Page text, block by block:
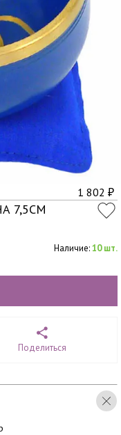
1 802 ₽
7,5СМ
Наличие:10 шт.
Поделиться